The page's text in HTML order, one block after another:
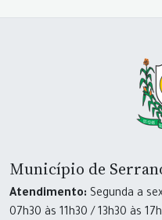
Município de
Atendimento: Segunda a
07h30 às 11h30 / 13h30 às